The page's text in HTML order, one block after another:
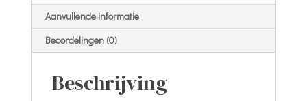
Aanvullende informatie
Beoordelingen (0)
Beschrijving